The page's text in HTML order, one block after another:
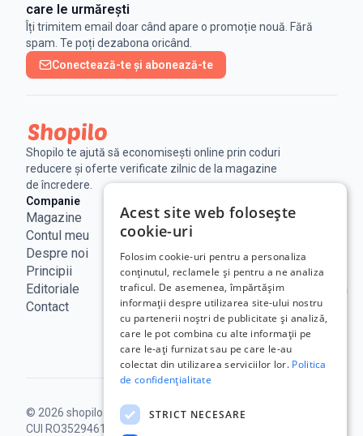
care le urmărești
Îți trimitem email doar când apare o promoție nouă. Fără
spam. Te poți dezabona oricând.
Conectează-te și abonează-te
Shopilo te ajută să economisești online prin coduri
reducere și oferte verificate zilnic de la magazine
de încredere.
Companie
Magazine
Contul meu
Despre noi
Principii
Editoriale
Contact
Notificare
Legala
Politica de
confidențialitate
Termeni de
utilizare
Politica
Cookie
Blog
ANPC
SAL - UE
ECC Romania
ANCOM
© 2026 shopilo.ro. Operat de DontPayFull SRL |
CUI RO35294618.
Toate drepturile rezervate.
Acest site web folosește
cookie-uri
Folosim cookie-uri pentru a personaliza
conținutul, reclamele și pentru a ne analiza
traficul. De asemenea, împărtășim
informații despre utilizarea site-ului nostru
cu partenerii noștri de publicitate și analiză,
care le pot combina cu alte informații pe
care le-ați furnizat sau pe care le-au
colectat din utilizarea serviciilor lor. Politica
de confidențialitate
STRICT NECESARE